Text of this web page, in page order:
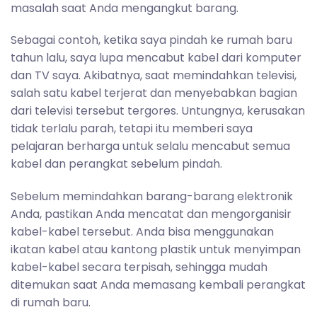
masalah saat Anda mengangkut barang.
Sebagai contoh, ketika saya pindah ke rumah baru
tahun lalu, saya lupa mencabut kabel dari komputer
dan TV saya. Akibatnya, saat memindahkan televisi,
salah satu kabel terjerat dan menyebabkan bagian
dari televisi tersebut tergores. Untungnya, kerusakan
tidak terlalu parah, tetapi itu memberi saya
pelajaran berharga untuk selalu mencabut semua
kabel dan perangkat sebelum pindah.
Sebelum memindahkan barang-barang elektronik
Anda, pastikan Anda mencatat dan mengorganisir
kabel-kabel tersebut. Anda bisa menggunakan
ikatan kabel atau kantong plastik untuk menyimpan
kabel-kabel secara terpisah, sehingga mudah
ditemukan saat Anda memasang kembali perangkat
di rumah baru.